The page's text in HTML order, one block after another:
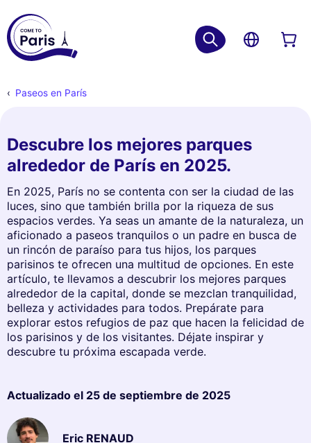
Paseos en París
Descubre los mejores parques
alrededor de París en 2025.
En 2025, París no se contenta con ser la ciudad de las
luces, sino que también brilla por la riqueza de sus
espacios verdes. Ya seas un amante de la naturaleza, un
aficionado a paseos tranquilos o un padre en busca de
un rincón de paraíso para tus hijos, los parques
parisinos te ofrecen una multitud de opciones. En este
artículo, te llevamos a descubrir los mejores parques
alrededor de la capital, donde se mezclan tranquilidad,
belleza y actividades para todos. Prepárate para
explorar estos refugios de paz que hacen la felicidad de
los parisinos y de los visitantes. Déjate inspirar y
descubre tu próxima escapada verde.
Actualizado el 25 de septiembre de 2025
Eric RENAUD